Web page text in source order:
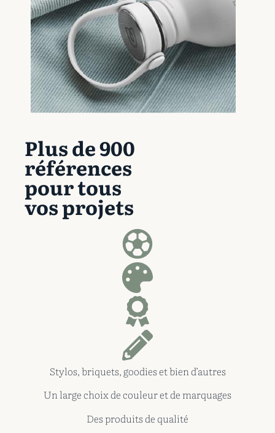
Plus de 900
références
pour tous
vos projets
Stylos, briquets, goodies et bien d’autres
Un large choix de couleur et de marquages
Des produits de qualité